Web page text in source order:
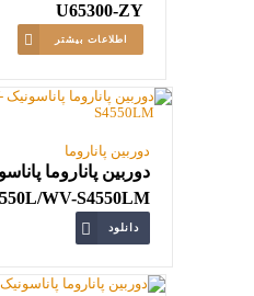
U65300-ZY
اطلاعات بیشتر
دوربین پاناروما
WV-S4550LM
دانلود